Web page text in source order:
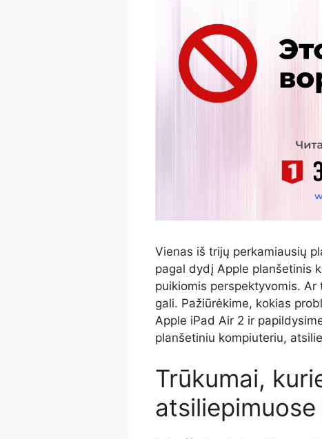
Vienas iš trijų perkamiausių
pagal dydį Apple planšetinis
puikiomis perspektyvomis.
gali. Pažiūrėkime, kokias
Apple iPad Air 2 ir
planšetiniu kompiuteriu,
Trūkumai,